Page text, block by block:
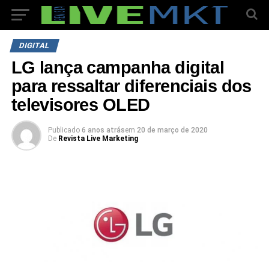
DIGITAL
LG lança campanha digital
para ressaltar diferenciais dos
televisores OLED
Publicado 6 anos atrásem 20 de março de 2020
De Revista Live Marketing